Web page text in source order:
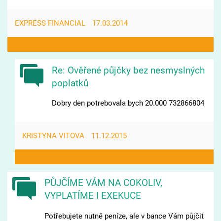
EXPRESS FINANCIAL 17.03.2014
Re: Ověřené půjčky bez nesmyslných
poplatků
Dobry den potrebovala bych 20.000 732866804
KRISTYNA VITOVA 11.12.2015
PŮJČÍME VÁM NA COKOLIV,
VYPLATÍME I EXEKUCE
Potřebujete nutně peníze, ale v bance Vám půjčit